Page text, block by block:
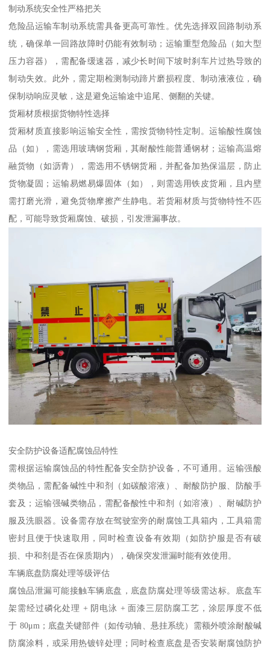
制动系统安全性严格把关​
危险品运输车制动系统需具备更高可靠性。优先选择双回路制动系
统，确保单一回路故障时仍能有效制动；运输重型危险品（如大型
压力容器），需配备缓速器，减少长时间下坡时刹车片过热导致的
制动失效。此外，需定期检测制动蹄片磨损程度、制动液液位，确
保制动响应灵敏，这是避免运输途中追尾、侧翻的关键。​
货厢材质根据货物特性选择​
货厢材质直接影响运输安全性，需按货物特性定制。运输酸性腐蚀
品（如），需选用玻璃钢货厢，其耐酸性能普通钢材；运输高温熔
融货物（如沥青），需选用不锈钢货厢，并配备加热保温层，防止
货物凝固；运输易燃易爆固体（如），则需选用铁皮货厢，且内壁
需打磨光滑，避免货物摩擦产生静电。若货厢材质与货物特性不匹
配，可能导致货厢腐蚀、破损，引发泄漏事故。​
安全防护设备适配腐蚀品特性​
需根据运输腐蚀品的特性配备安全防护设备，不可通用。运输强酸
类物品，需配备碱性中和剂（如碳酸溶液）、耐酸防护服、防酸手
套及；运输强碱类物品，需配备酸性中和剂（如溶液）、耐碱防护
服及洗眼器。设备需存放在驾驶室旁的耐腐蚀工具箱内，工具箱需
密封且便于快速取用，同时检查设备有效期（如防护服是否有破
损、中和剂是否在保质期内），确保突发泄漏时能有效使用。​
车辆底盘防腐处理等级评估​
腐蚀品泄漏可能接触车辆底盘，底盘防腐处理等级需达标。底盘车
架需经过磷化处理 + 阴电泳 + 面漆三层防腐工艺，涂层厚度不低
于 80μm；底盘关键部件（如传动轴、悬挂系统）需额外喷涂耐酸碱
防腐涂料，或采用热镀锌处理；同时检查底盘是否安装耐腐蚀防护